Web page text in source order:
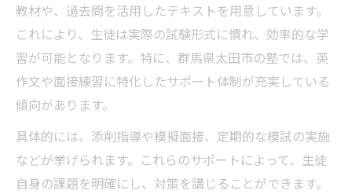
教材や、過去問を活用したテキストを用意しています。
これにより、生徒は実際の試験形式に慣れ、効率的な学
習が可能となります。特に、群馬県太田市の塾では、英
作文や面接練習に特化したサポート体制が充実している
傾向があります。
具体的には、添削指導や模擬面接、定期的な模試の実施
などが挙げられます。これらのサポートによって、生徒
自身の課題を明確にし、対策を講じることができます。